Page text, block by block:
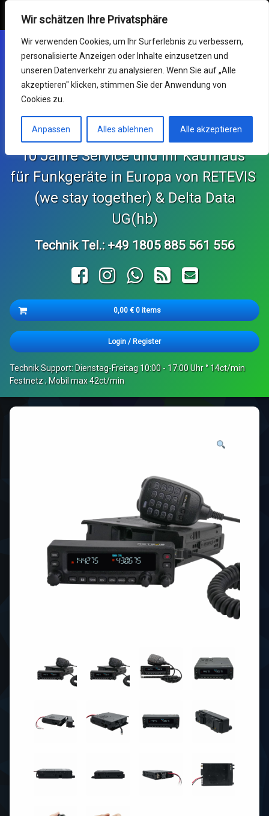
Wir schätzen Ihre Privatsphäre
Wir verwenden Cookies, um Ihr Surferlebnis zu verbessern,
personalisierte Anzeigen oder Inhalte einzusetzen und
unseren Datenverkehr zu analysieren. Wenn Sie auf „Alle
akzeptieren" klicken, stimmen Sie der Anwendung von
Cookies zu.
Anpassen Alles ablehnen Alle akzeptieren
Retevis Online Shop
Mein Konto
Funkgeräte
Service & RMA
Impressum
Support Center
KONTAKT und Bestellungen
SvBony Online Shop
content
Germany RETEVIS (wir
sind zusammen)
10 Jahre Service und Ihr Kaufhaus
für Funkgeräte in Europa von RETEVIS
(we stay together) & Delta Data
UG(hb)
Technik Tel.: +49 1805 885 561 556
FacebookInstagramWhatsApp
RSS E-mail
Cart
0,00€ 0 items
Es befinden sich keine Produkte im Warenkorb.
Login / Register
Technik Support: Dienstag-Freitag 10:00 - 17:00 Uhr ° 14ct/min
Festnetz ; Mobil max 42ct/min